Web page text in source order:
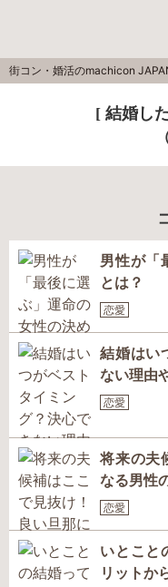
街コン・婚活のmachicon
[ 結婚し
男性が「
とは？
恋愛
結婚はい
ない理由
恋愛
将来の夫
なる男性
恋愛
いとこと
リットか